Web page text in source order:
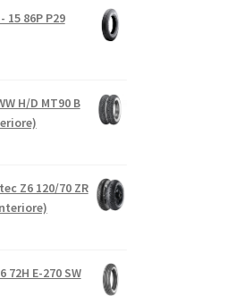
15 86P P29
H/D MT90 B
Z6 120/70 ZR
72H E-270 SW